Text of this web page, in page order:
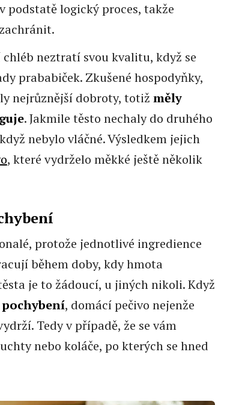
podstatě logický proces, takže
neztratí svou kvalitu, když se
prababiček. Zkušené hospodyňky,
nejrůznější dobroty, totiž měly
. Jakmile těsto nechaly do druhého
nebylo vláčné. Výsledkem jejich
, které vydrželo měkké ještě několik
protože jednotlivé ingredience
během doby, kdy hmota
je to žádoucí, u jiných nikoli. Když
, domácí pečivo nejenže
Tedy v případě, že se vám
nebo koláče, po kterých se hned